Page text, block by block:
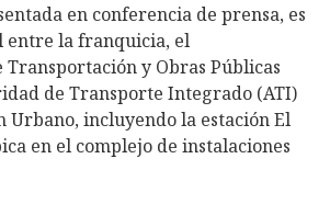
en conferencia de prensa, es
entre la franquicia, el
y Obras Públicas
de Transporte Integrado (ATI)
Urbano, incluyendo la estación El
en el complejo de instalaciones